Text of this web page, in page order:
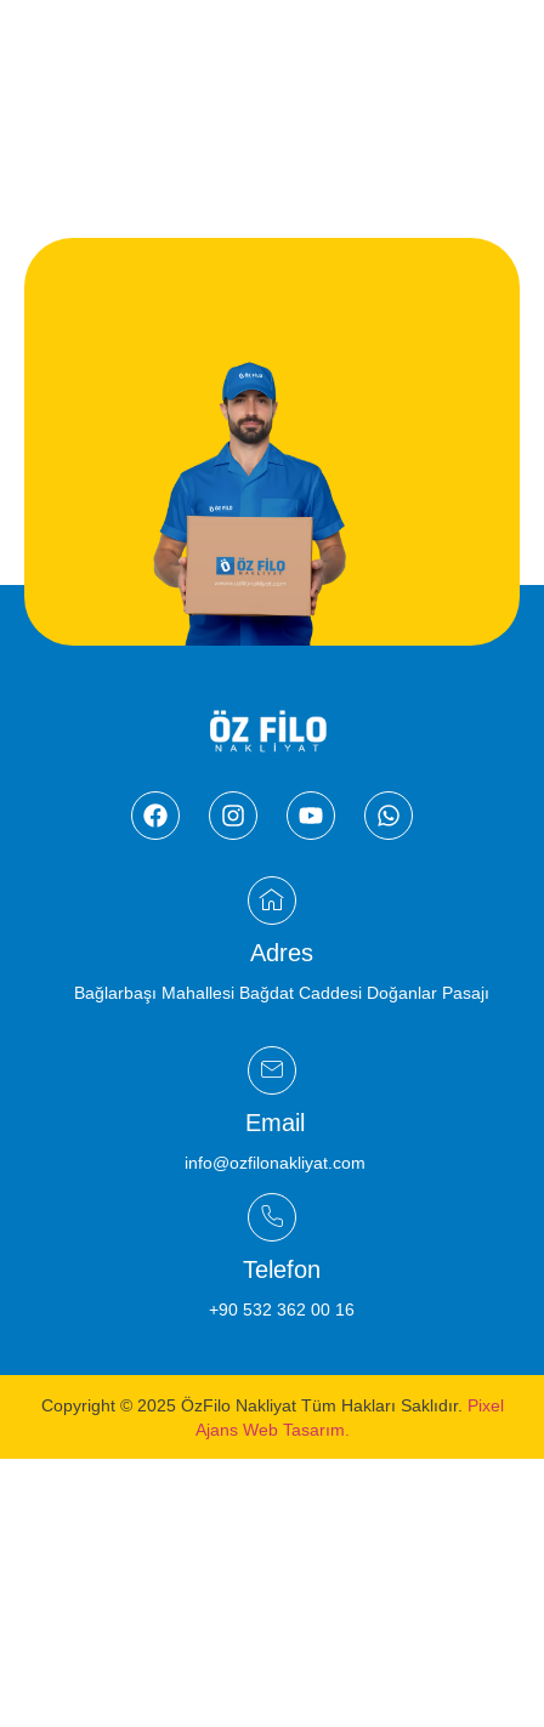
Adres
Bağlarbaşı Mahallesi Bağdat Caddesi Doğanlar Pasajı
Email
info@ozfilonakliyat.com
Telefon
+90 532 362 00 16
Copyright © 2025 ÖzFilo Nakliyat Tüm Hakları Saklıdır. Pixel
Ajans Web Tasarım.